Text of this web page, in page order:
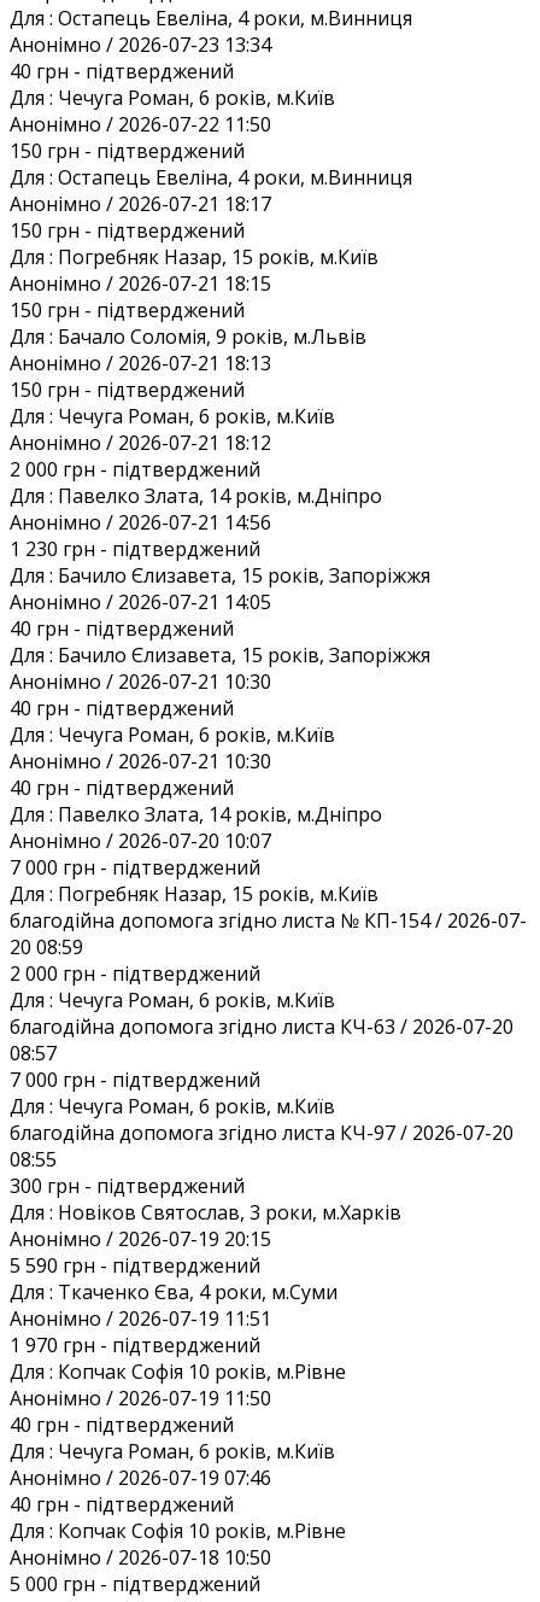
Для : Остапець Евеліна, 4 роки, м.Винниця
Анонiмно / 2026-07-23 13:34
40 грн - підтверджений
Для : Чечуга Роман, 6 років, м.Київ
Анонiмно / 2026-07-22 11:50
150 грн - підтверджений
Для : Остапець Евеліна, 4 роки, м.Винниця
Анонiмно / 2026-07-21 18:17
150 грн - підтверджений
Для : Погребняк Назар, 15 років, м.Київ
Анонiмно / 2026-07-21 18:15
150 грн - підтверджений
Для : Бачало Соломія, 9 років, м.Львів
Анонiмно / 2026-07-21 18:13
150 грн - підтверджений
Для : Чечуга Роман, 6 років, м.Київ
Анонiмно / 2026-07-21 18:12
2 000 грн - підтверджений
Для : Павелко Злата, 14 років, м.Дніпро
Анонiмно / 2026-07-21 14:56
1 230 грн - підтверджений
Для : Бачило Єлизавета, 15 років, Запоріжжя
Анонiмно / 2026-07-21 14:05
40 грн - підтверджений
Для : Бачило Єлизавета, 15 років, Запоріжжя
Анонiмно / 2026-07-21 10:30
40 грн - підтверджений
Для : Чечуга Роман, 6 років, м.Київ
Анонiмно / 2026-07-21 10:30
40 грн - підтверджений
Для : Павелко Злата, 14 років, м.Дніпро
Анонiмно / 2026-07-20 10:07
7 000 грн - підтверджений
Для : Погребняк Назар, 15 років, м.Київ
благодійна допомога згідно листа № КП-154 / 2026-07-
20 08:59
2 000 грн - підтверджений
Для : Чечуга Роман, 6 років, м.Київ
благодійна допомога згідно листа КЧ-63 / 2026-07-20
08:57
7 000 грн - підтверджений
Для : Чечуга Роман, 6 років, м.Київ
благодійна допомога згідно листа КЧ-97 / 2026-07-20
08:55
300 грн - підтверджений
Для : Новіков Святослав, 3 роки, м.Харків
Анонiмно / 2026-07-19 20:15
5 590 грн - підтверджений
Для : Ткаченко Єва, 4 роки, м.Суми
Анонiмно / 2026-07-19 11:51
1 970 грн - підтверджений
Для : Копчак Софія 10 років, м.Рівне
Анонiмно / 2026-07-19 11:50
40 грн - підтверджений
Для : Чечуга Роман, 6 років, м.Київ
Анонiмно / 2026-07-19 07:46
40 грн - підтверджений
Для : Копчак Софія 10 років, м.Рівне
Анонiмно / 2026-07-18 10:50
5 000 грн - підтверджений